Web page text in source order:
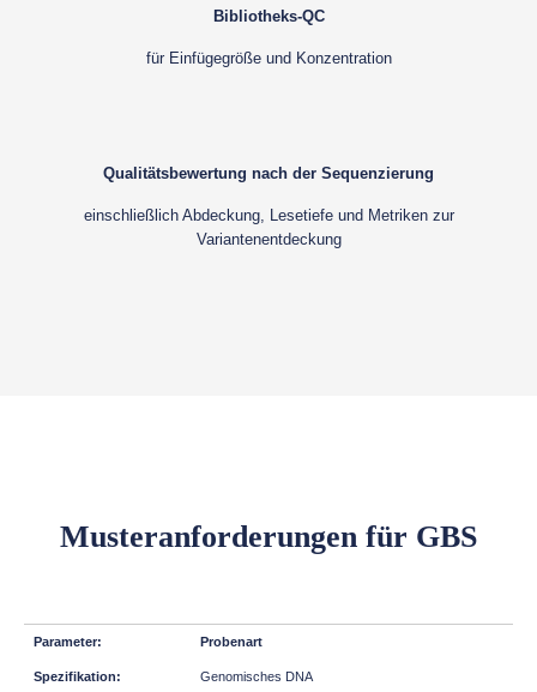
Bibliotheks-QC
für Einfügegröße und Konzentration
Qualitätsbewertung nach der Sequenzierung
einschließlich Abdeckung, Lesetiefe und Metriken zur
Variantenentdeckung
Musteranforderungen für GBS
Probenart
Genomisches DNA